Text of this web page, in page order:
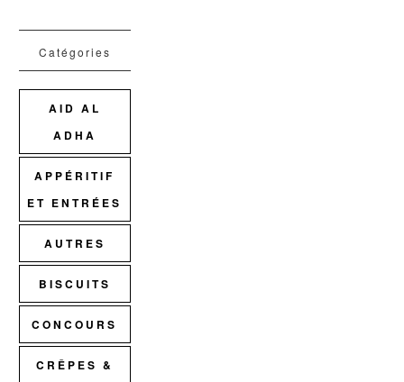
Catégories
AID AL
ADHA
APPÉRITIF
ET ENTRÉES
AUTRES
BISCUITS
CONCOURS
CRÊPES &